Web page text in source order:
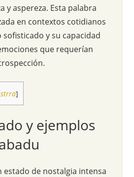
y aspereza. Esta palabra
en contextos cotidianos
y su capacidad
que requerían
]
y ejemplos
estado de nostalgia intensa